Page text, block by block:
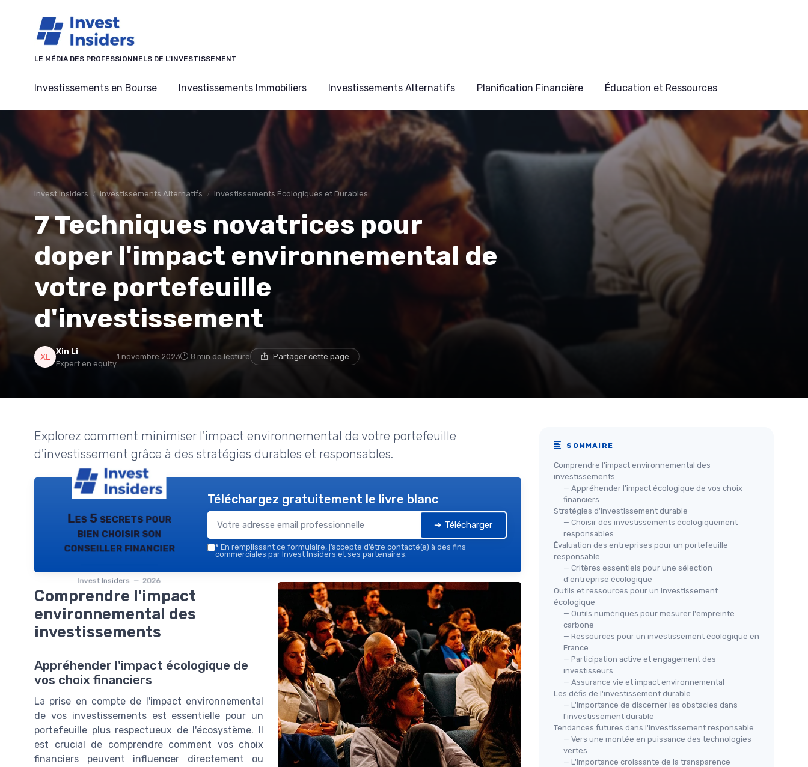
LE MÉDIA DES PROFESSIONNELS DE L'INVESTISSEMENT
Investissements en Bourse Investissements Immobiliers Investissements Alternatifs Planification Financière Éducation et Ressources
Invest Insiders Investissements Alternatifs Investissements Écologiques et Durables
7 Techniques novatrices pour
doper l'impact environnemental de
votre portefeuille
d'investissement
Xin Li
Expert en equity
1 novembre 2023 8 min de lecture Partager cette page
Explorez comment minimiser l'impact environnemental de votre portefeuille
d'investissement grâce à des stratégies durables et responsables.
Les 5 secrets pour
bien choisir son
conseiller financier
Invest Insiders — 2026
Téléchargez gratuitement le livre blanc
➔ Télécharger
* En remplissant ce formulaire, j’accepte d’être contacté(e) à des fins
commerciales par Invest Insiders et ses partenaires.
Comprendre l'impact
environnemental des
investissements
Appréhender l'impact écologique de
vos choix financiers
La prise en compte de l'impact environnemental
de vos investissements est essentielle pour un
portefeuille plus respectueux de l'écosystème. Il
est crucial de comprendre comment vos choix
financiers peuvent influencer directement ou
SOMMAIRE
Comprendre l'impact environnemental des
investissements
— Appréhender l'impact écologique de vos choix
financiers
Stratégies d'investissement durable
— Choisir des investissements écologiquement
responsables
Évaluation des entreprises pour un portefeuille
responsable
— Critères essentiels pour une sélection
d'entreprise écologique
Outils et ressources pour un investissement
écologique
— Outils numériques pour mesurer l'empreinte
carbone
— Ressources pour un investissement écologique en
France
— Participation active et engagement des
investisseurs
— Assurance vie et impact environnemental
Les défis de l'investissement durable
— L'importance de discerner les obstacles dans
l'investissement durable
Tendances futures dans l'investissement responsable
— Vers une montée en puissance des technologies
vertes
— L'importance croissante de la transparence